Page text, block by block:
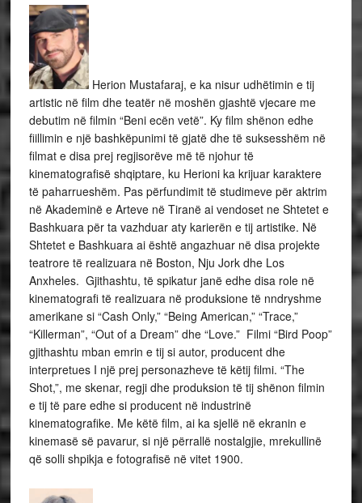
Herion Mustafaraj, e ka nisur udhëtimin e tij
artistic në film dhe teatër në moshën gjashtë vjecare me
debutim në filmin “Beni ecën vetë”. Ky film shënon edhe
fiillimin e një bashkëpunimi të gjatë dhe të suksesshëm në
filmat e disa prej regjisorëve më të njohur të
kinematografisë shqiptare, ku Herioni ka krijuar karaktere
të paharrueshëm. Pas përfundimit të studimeve për aktrim
në Akademinë e Arteve në Tiranë ai vendoset ne Shtetet e
Bashkuara për ta vazhduar aty karierën e tij artistike. Në
Shtetet e Bashkuara ai është angazhuar në disa projekte
teatrore të realizuara në Boston, Nju Jork dhe Los
Anxheles. Gjithashtu, të spikatur janë edhe disa role në
kinematografi të realizuara në produksione të nndryshme
amerikane si “Cash Only,” “Being American,” “Trace,”
“Killerman”, “Out of a Dream” dhe “Love.” Filmi “Bird Poop”
gjithashtu mban emrin e tij si autor, producent dhe
interpretues I një prej personazheve të këtij filmi. “The
Shot,”, me skenar, regji dhe produksion të tij shënon filmin
e tij të pare edhe si producent në industrinë
kinematografike. Me këtë film, ai ka sjellë në ekranin e
kinemasë së pavarur, si një përrallë nostalgjie, mrekullinë
që solli shpikja e fotografisë në vitet 1900.